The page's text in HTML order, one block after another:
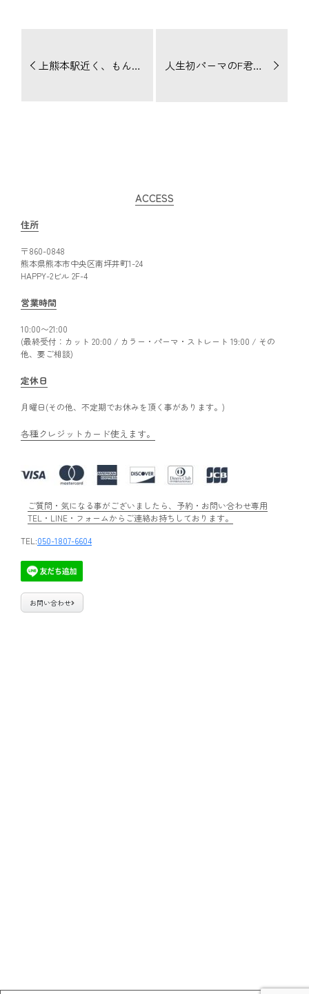
上熊本駅近く、もんじゃ焼きがおいしい文重庵に行ってきました。 人生初パーマのF君 ぺたん
ACCESS
住所
〒860-0848
熊本県熊本市中央区南坪井町1-24
HAPPY-2ビル 2F-4
営業時間
10:00〜21:00
(最終受付：カット 20:00 / カラー・パーマ・ストレート 19:00 / その
他、要ご相談)
定休日
月曜日(その他、不定期でお休みを頂く事があります。)
各種クレジットカード使えます。
ご質問・気になる事がございましたら、予約・お問い合わせ専用
TEL・LINE・フォームからご連絡お持ちしております。
TEL:050-1807-6604
お問い合わせ